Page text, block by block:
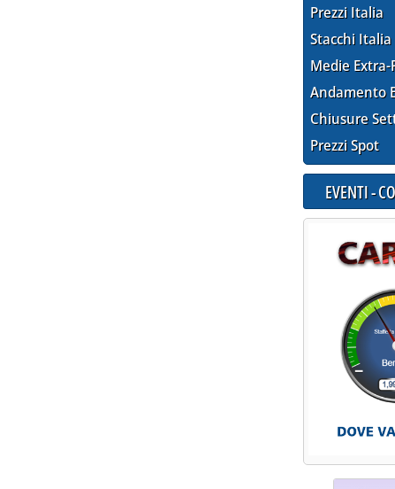
Prezzi Italia
Stacchi Italia
Medie Extra-
Andamento
Chiusure
Prezzi Spot
EVENTI -